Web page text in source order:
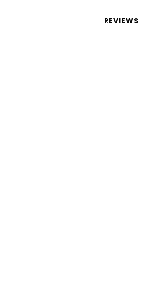
REVIEWS